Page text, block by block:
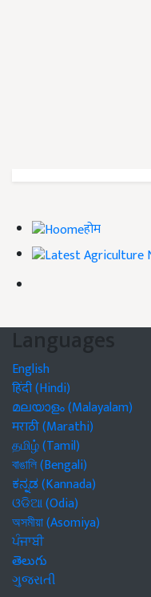
होम
Languages
English
हिंदी (Hindi)
മലയാളം (Malayalam)
मराठी (Marathi)
தமிழ் (Tamil)
বাঙালি (Bengali)
ಕನ್ನಡ (Kannada)
ଓଡିଆ (Odia)
অসমীয়া (Asomiya)
ਪੰਜਾਬੀ
తెలుగు
ગુજરાતી